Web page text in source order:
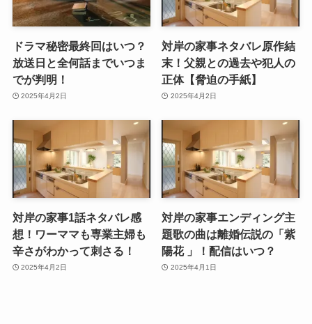
ドラマ秘密最終回はいつ？
放送日と全何話までいつま
でが判明！
2025年4月2日
対岸の家事ネタバレ原作結
末！父親との過去や犯人の
正体【脅迫の手紙】
2025年4月2日
対岸の家事1話ネタバレ感
想！ワーママも専業主婦も
辛さがわかって刺さる！
2025年4月2日
対岸の家事エンディング主
題歌の曲は離婚伝説の「紫
陽花 」！配信はいつ？
2025年4月1日